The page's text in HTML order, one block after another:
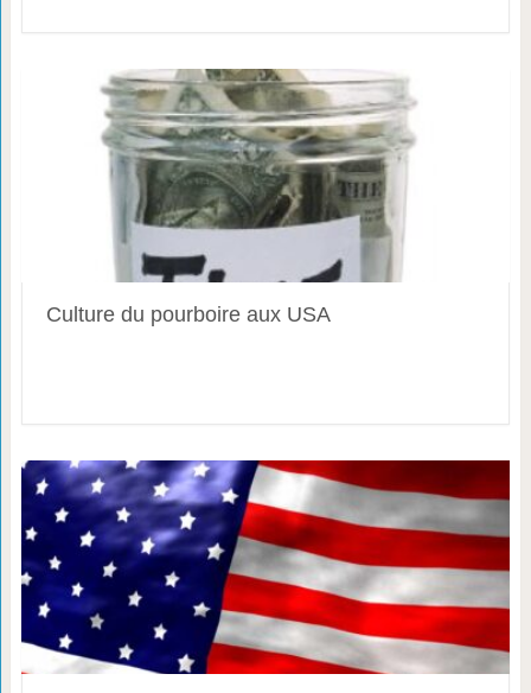
Culture du pourboire aux USA